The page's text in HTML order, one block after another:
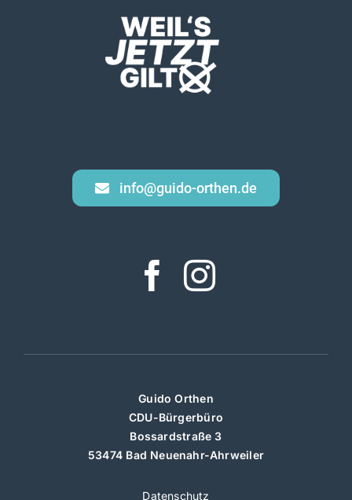
info@guido-orthen.de
Guido Orthen
CDU-Bürgerbüro
Bossardstraße 3
53474 Bad Neuenahr-Ahrweiler
Datenschutz